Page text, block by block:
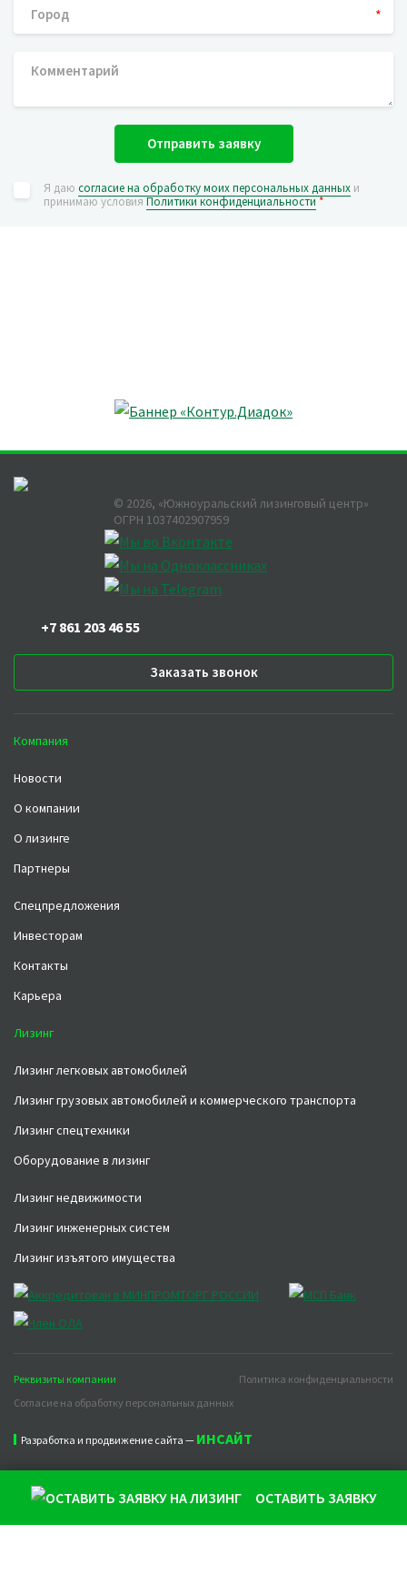
*
Отправить заявку
Я даю согласие на обработку моих персональных данных и
принимаю условияПолитики конфиденциальности*
© 2026, «Южноуральский лизинговый центр»
ОГРН 1037402907959
+7 861 203 46 55
Заказать звонок
Компания
Новости
О компании
О лизинге
Партнеры
Спецпредложения
Инвесторам
Контакты
Карьера
Лизинг
Лизинг легковых автомобилей
Лизинг грузовых автомобилей и коммерческого транспорта
Лизинг спецтехники
Оборудование в лизинг
Лизинг недвижимости
Лизинг инженерных систем
Лизинг изъятого имущества
Реквизиты компании
Политика конфиденциальности
Согласие на обработку персональных данных
Разработка и продвижение сайта — ИНСАЙТ
ОСТАВИТЬ ЗАЯВКУ